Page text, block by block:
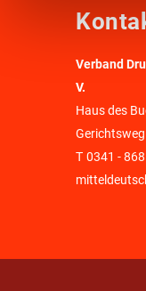
Verband
V.
Haus des
T 0341 -